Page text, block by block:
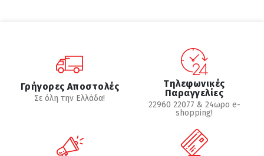
Γρήγορες Αποστολές
Σε όλη την Ελλάδα!
Τηλεφωνικές
Παραγγελίες
22960 22077 & 24ωρο e-
shopping!